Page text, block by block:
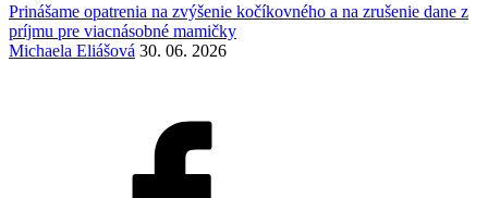
Prinášame opatrenia na zvýšenie kočíkovného a na zrušenie dane z
príjmu pre viacnásobné mamičky
Michaela Eliášová 30. 06. 2026